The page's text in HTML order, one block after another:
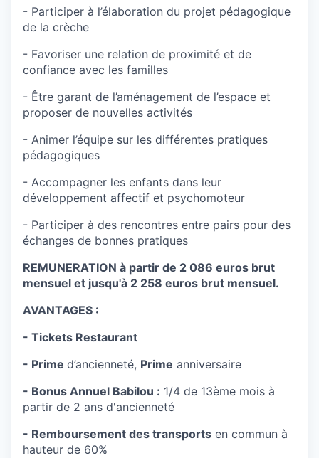
- Participer à l’élaboration du projet pédagogique
de la crèche
- Favoriser une relation de proximité et de
confiance avec les familles
- Être garant de l’aménagement de l’espace et
proposer de nouvelles activités
- Animer l’équipe sur les différentes pratiques
pédagogiques
- Accompagner les enfants dans leur
développement affectif et psychomoteur
- Participer à des rencontres entre pairs pour des
échanges de bonnes pratiques
REMUNERATION à partir de 2 086 euros brut
mensuel et jusqu'à 2 258 euros brut mensuel.
AVANTAGES :
- Tickets Restaurant
- Prime d’ancienneté, Prime anniversaire
- Bonus Annuel Babilou : 1/4 de 13ème mois à
partir de 2 ans d'ancienneté
- Remboursement des transports en commun à
hauteur de 60%